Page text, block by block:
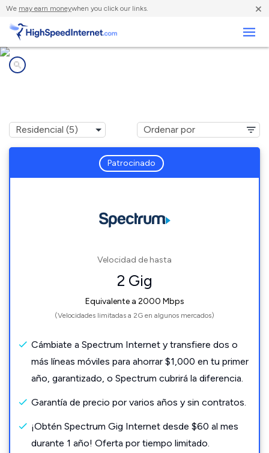
We may earn moneywhen you click our links. ×
Patrocinado
Velocidad de hasta
2 Gig
Equivalente a 2000 Mbps
(Velocidades limitadas a 2G en algunos mercados)
Cámbiate a Spectrum Internet y transfiere dos o
más líneas móviles para ahorrar $1,000 en tu primer
año, garantizado, o Spectrum cubrirá la diferencia.
Garantía de precio por varios años y sin contratos.
¡Obtén Spectrum Gig Internet desde $60 al mes
durante 1 año! Oferta por tiempo limitado.